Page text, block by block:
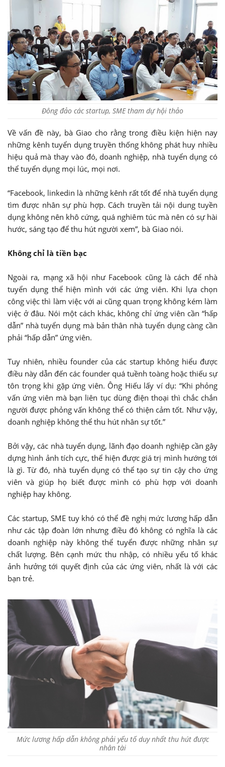
Đông đảo các startup, SME tham dự hội thảo
Về vấn đề này, bà Giao cho rằng trong điều kiện hiện nay
những kênh tuyển dụng truyền thống không phát huy nhiều
hiệu quả mà thay vào đó, doanh nghiệp, nhà tuyển dụng có
thể tuyển dụng mọi lúc, mọi nơi.
“Facebook, linkedin là những kênh rất tốt để nhà tuyển dụng
tìm được nhân sự phù hợp. Cách truyền tải nội dung tuyền
dụng không nên khô cứng, quá nghiêm túc mà nên có sự hài
hước, sáng tạo để thu hút người xem”, bà Giao nói.
Không chỉ là tiền bạc
Ngoài ra, mạng xã hội như Facebook cũng là cách để nhà
tuyển dụng thể hiện mình với các ứng viên. Khi lựa chọn
công việc thì làm việc với ai cũng quan trọng không kém làm
việc ở đâu. Nói một cách khác, không chỉ ứng viên cần “hấp
dẫn” nhà tuyển dụng mà bản thân nhà tuyển dụng càng cần
phải “hấp dẫn” ứng viên.
Tuy nhiên, nhiều founder của các startup không hiểu được
điều này dẫn đến các founder quá tuềnh toàng hoặc thiếu sự
tôn trọng khi gặp ứng viên. Ông Hiếu lấy ví dụ: “Khi phỏng
vấn ứng viên mà bạn liên tục dùng điện thoại thì chắc chắn
người được phỏng vấn không thể có thiện cảm tốt. Như vậy,
doanh nghiệp không thể thu hút nhân sự tốt.”
Bởi vậy, các nhà tuyển dụng, lãnh đạo doanh nghiệp cần gây
dựng hình ảnh tích cực, thể hiện được giá trị mình hướng tới
là gì. Từ đó, nhà tuyển dụng có thể tạo sự tin cậy cho ứng
viên và giúp họ biết được mình có phù hợp với doanh
nghiệp hay không.
Các startup, SME tuy khó có thể đề nghị mức lương hấp dẫn
như các tập đoàn lớn nhưng điều đó không có nghĩa là các
doanh nghiệp này không thể tuyển được những nhân sự
chất lượng. Bên cạnh mức thu nhập, có nhiều yếu tố khác
ảnh hưởng tới quyết định của các ứng viên, nhất là với các
bạn trẻ.
Mức lương hấp dẫn không phải yếu tố duy nhất thu hút được
nhân tài